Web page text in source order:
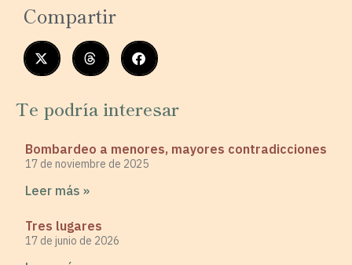
Compartir
Te podría interesar
Bombardeo a menores, mayores contradicciones
17 de noviembre de 2025
Leer más »
Tres lugares
17 de junio de 2026